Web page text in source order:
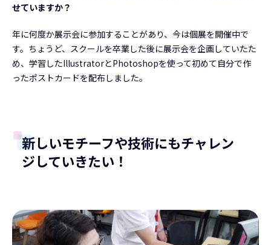
せていますか？
年に何度か展示会に参加することがあり、今は個展を開催中で
す。ちょうど、スクールを卒業した後に展示会を企画していたた
め、学習したIllustratorとPhotoshopを使って初めて自分で作
ったポストカードを配布しました。
新しいモチーフや技術にもチャレン
ジしていきたい！